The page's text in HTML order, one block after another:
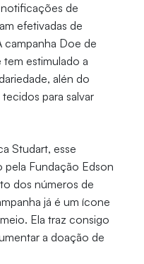
de
efetivadas de
campanha Doe de
estimulado a
alén do
para salvar
Studart, esse
pela Fundação Edson
dos números de
já é um ícone
Ela traz consigo
a doação de